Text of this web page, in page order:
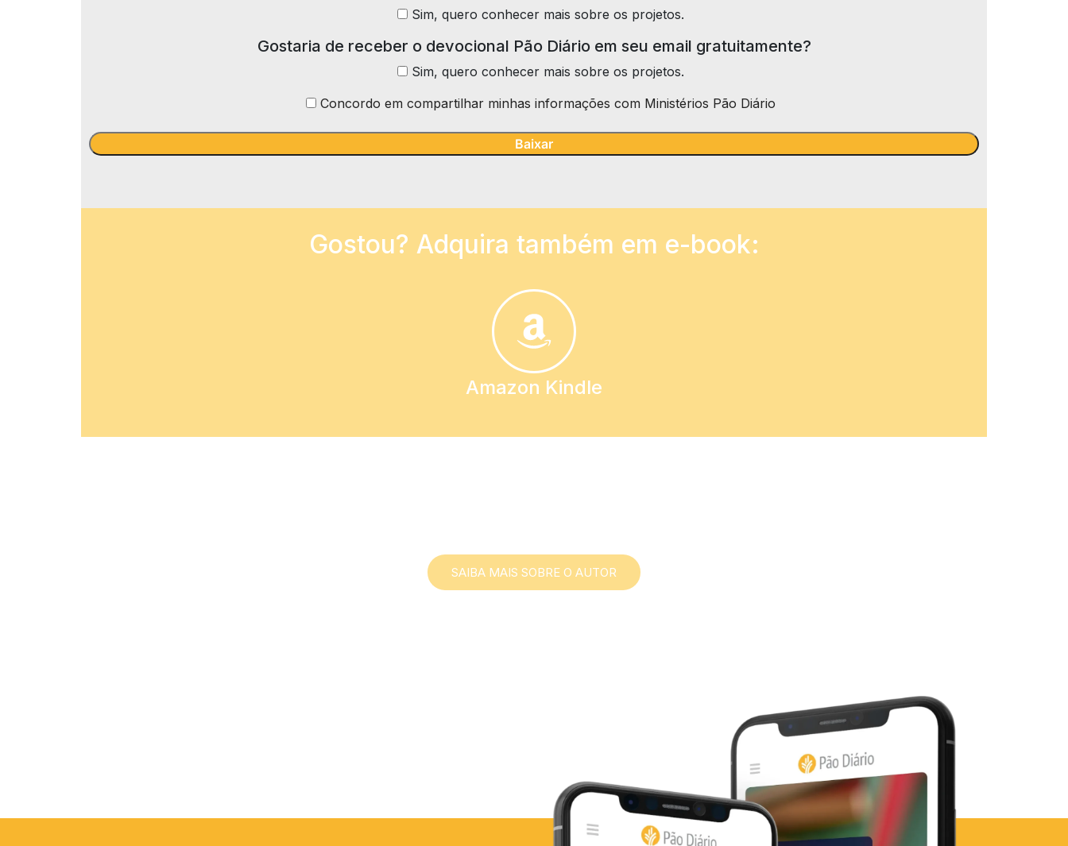
Sim, quero conhecer mais sobre os projetos.
Gostaria de receber o devocional Pão Diário em seu email gratuitamente?
Sim, quero conhecer mais sobre os projetos.
Concordo em compartilhar minhas informações com Ministérios Pão Diário
Gostou? Adquira também em e-book:
Amazon Kindle
SAIBA MAIS SOBRE O AUTOR